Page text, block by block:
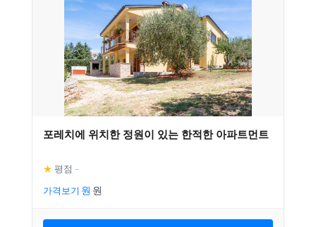
포레치에 위치한 정원이 있는 한적한 아파트먼트
★ 평점 –
가격보기